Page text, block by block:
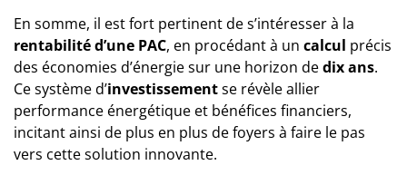
En somme, il est fort pertinent de s’intéresser à la
rentabilité d’une PAC, en procédant à un calcul précis
des économies d’énergie sur une horizon dedix ans.
Ce système d’investissementse révèle allier
performance énergétique et bénéfices financiers,
incitant ainsi de plus en plus de foyers à faire le pas
vers cette solution innovante.